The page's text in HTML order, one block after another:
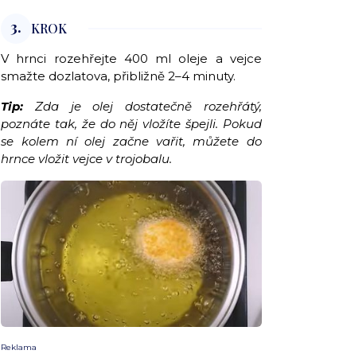
3. KROK
V hrnci rozehřejte 400 ml oleje a vejce
smažte dozlatova, přibližně 2–4 minuty.
Tip: Zda je olej dostatečně rozehřátý,
poznáte tak, že do něj vložíte špejli. Pokud
se kolem ní olej začne vařit, můžete do
hrnce vložit vejce v trojobalu.
Reklama